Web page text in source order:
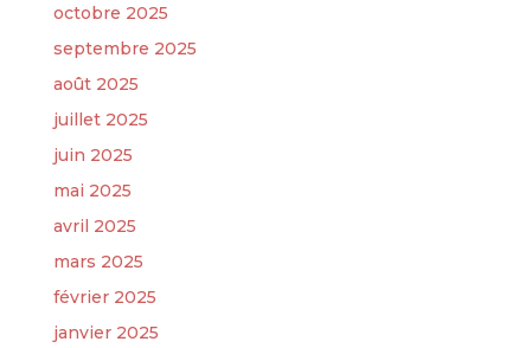
octobre 2025
septembre 2025
août 2025
juillet 2025
juin 2025
mai 2025
avril 2025
mars 2025
février 2025
janvier 2025